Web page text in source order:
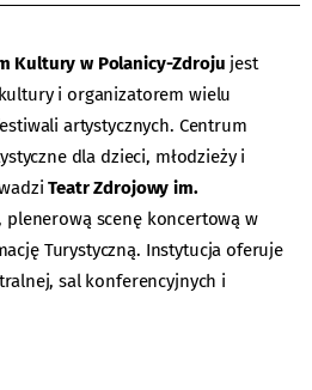
Kultury w Polanicy-Zdroju jest
i organizatorem wielu
artystycznych. Centrum
dla dzieci, młodzieży i
Teatr Zdrojowy im.
plenerową scenę koncertową w
Turystyczną. Instytucja oferuje
sal konferencyjnych i